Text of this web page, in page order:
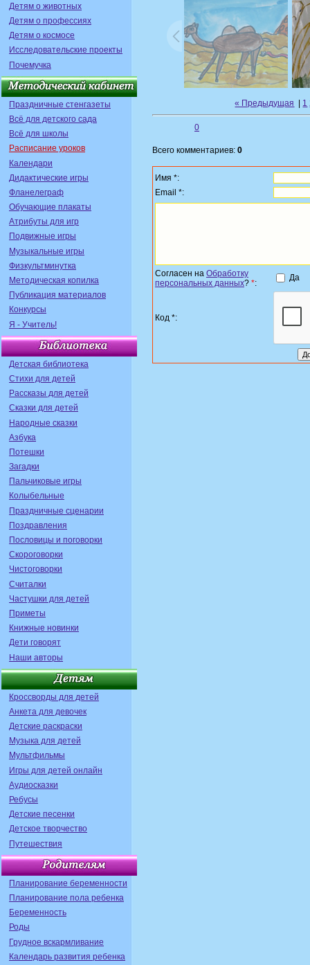
Детям о животных
Детям о профессиях
Детям о космосе
Исследовательские проекты
Почемучка
Праздничные стенгазеты
Всё для детского сада
Всё для школы
Расписание уроков
Календари
Дидактические игры
Фланелеграф
Обучающие плакаты
Атрибуты для игр
Подвижные игры
Музыкальные игры
Физкультминутка
Методическая копилка
Публикация материалов
Конкурсы
Я - Учитель!
Детская библиотека
Стихи для детей
Рассказы для детей
Сказки для детей
Народные сказки
Азбука
Потешки
Загадки
Пальчиковые игры
Колыбельные
Праздничные сценарии
Поздравления
Пословицы и поговорки
Скороговорки
Чистоговорки
Считалки
Частушки для детей
Приметы
Книжные новинки
Дети говорят
Наши авторы
Кроссворды для детей
Анкета для девочек
Детские раскраски
Музыка для детей
Мультфильмы
Игры для детей онлайн
Аудиосказки
Ребусы
Детские песенки
Детское творчество
Путешествия
Планирование беременности
Планирование пола ребенка
Беременность
Роды
Грудное вскармливание
Календарь развития ребенка
« Предыдущая 1
0
Всего комментариев: 0
Имя *:
Email *:
Согласен на Обработку
персональных данных? *:
Да
Код *: